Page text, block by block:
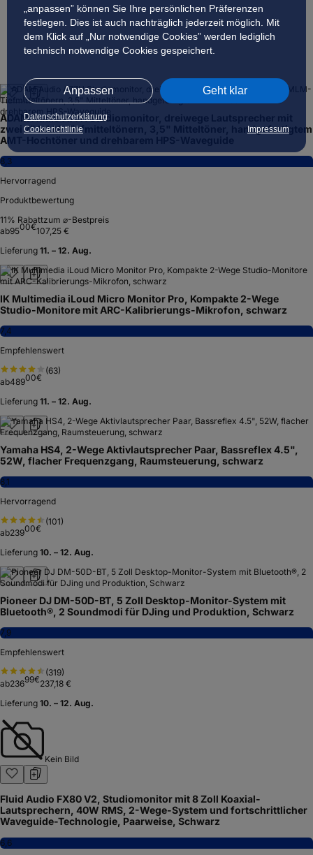
„anpassen” können Sie Ihre persönlichen Präferenzen
festlegen. Dies ist auch nachträglich jederzeit möglich. Mit
dem Klick auf „Nur notwendige Cookies” werden lediglich
technisch notwendige Cookies gespeichert.
Anpassen Geht klar
Datenschutzerklärung
Cookierichtlinie
Impressum
ADAM Audio A77H Studiomonitor, dreiwege Lautsprecher mit
zwei 7" MLM-Tiefmitteltönern, 3,5" Mitteltöner, handgefertigtem
AMT-Hochtöner und drehbarem HPS-Waveguide
8,3
Hervorragend
Produktbewertung
11% Rabattzum ⌀-Bestpreis
ab9500€107,25 €
Lieferung 11. – 12. Aug.
IK Multimedia iLoud Micro Monitor Pro, Kompakte 2-Wege
Studio-Monitore mit ARC-Kalibrierungs-Mikrofon, schwarz
7,4
Empfehlenswert
(63)
ab48900€
Lieferung 11. – 12. Aug.
Yamaha HS4, 2-Wege Aktivlautsprecher Paar, Bassreflex 4.5",
52W, flacher Frequenzgang, Raumsteuerung, schwarz
8,1
Hervorragend
(101)
ab23900€
Lieferung 10. – 12. Aug.
Pioneer DJ DM-50D-BT, 5 Zoll Desktop-Monitor-System mit
Bluetooth®, 2 Soundmodi für DJing und Produktion, Schwarz
7,9
Empfehlenswert
(319)
ab23699€237,18 €
Lieferung 10. – 12. Aug.
Kein Bild
Fluid Audio FX80 V2, Studiomonitor mit 8 Zoll Koaxial-
Lautsprechern, 40W RMS, 2-Wege-System und fortschrittlicher
Waveguide-Technologie, Paarweise, Schwarz
6,6